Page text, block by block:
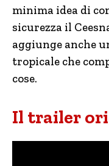
minima idea di
sicurezza il
aggiunge anche
tropicale che
cose.
Il trailer